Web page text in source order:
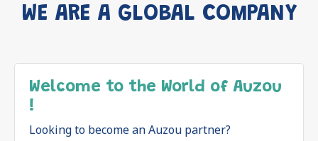
WE ARE A GLOBAL COMPANY
Welcome to the World of Auzou
!
Looking to become an Auzou partner?